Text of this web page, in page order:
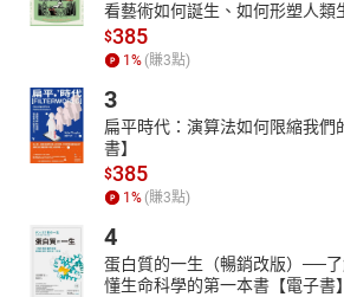
看藝術如何誕生、如何形塑人類
$385
1 % (賺3點)
3
扁平時代：演算法如何限縮我們
書】
$385
1 % (賺3點)
4
蛋白質的一生（暢銷改版）──
懂生命科學的第一本書【電子書】